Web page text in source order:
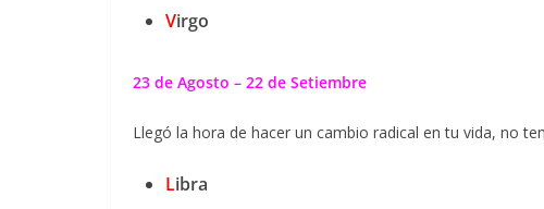
Virgo
23 de Agosto – 22 de Setiembre
Llegó la hora de hacer un cambio radical en tu vida, no
Libra